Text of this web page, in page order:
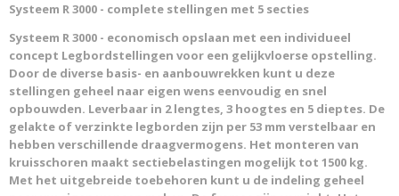
Productcode leverancier
Systeem R 3000 - complete stellingen met 5 secties
Systeem R 3000 - economisch opslaan met een individueel
concept Legbordstellingen voor een gelijkvloerse opstelling.
Door de diverse basis- en aanbouwrekken kunt u deze
stellingen geheel naar eigen wens eenvoudig en snel
opbouwden. Leverbaar in 2 lengtes, 3 hoogtes en 5 dieptes. De
gelakte of verzinkte legborden zijn per 53 mm verstelbaar en
hebben verschillende draagvermogens. Het monteren van
kruisschoren maakt sectiebelastingen mogelijk tot 1500 kg.
Met het uitgebreide toebehoren kunt u de indeling geheel